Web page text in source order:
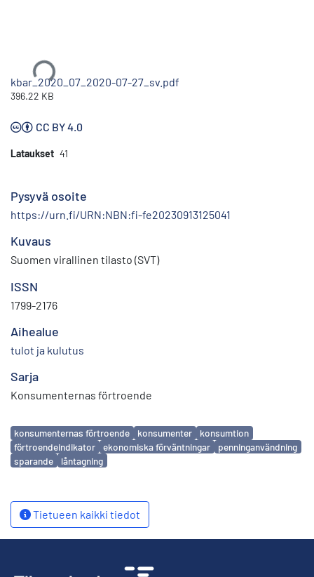
Ladataan...
kbar_2020_07_2020-07-27_sv.pdf
396.22 KB
CC BY 4.0
Lataukset 41
Pysyvä osoite
https://urn.fi/URN:NBN:fi-fe20230913125041
Kuvaus
Suomen virallinen tilasto (SVT)
ISSN
1799-2176
Aihealue
tulot ja kulutus
Sarja
Konsumenternas förtroende
Avainsanat
konsumenternas förtroende konsumenter
konsumtion
förtroendeindikator
ekonomiska förväntningar
penninganvändning
sparande
låntagning
Tietueen kaikki tiedot